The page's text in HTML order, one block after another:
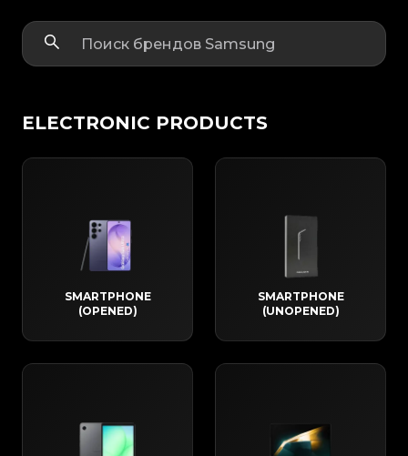
ELECTRONIC PRODUCTS
SMARTPHONE
(OPENED)
SMARTPHONE
(UNOPENED)